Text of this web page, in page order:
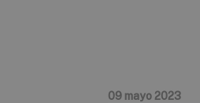
09 mayo 2023